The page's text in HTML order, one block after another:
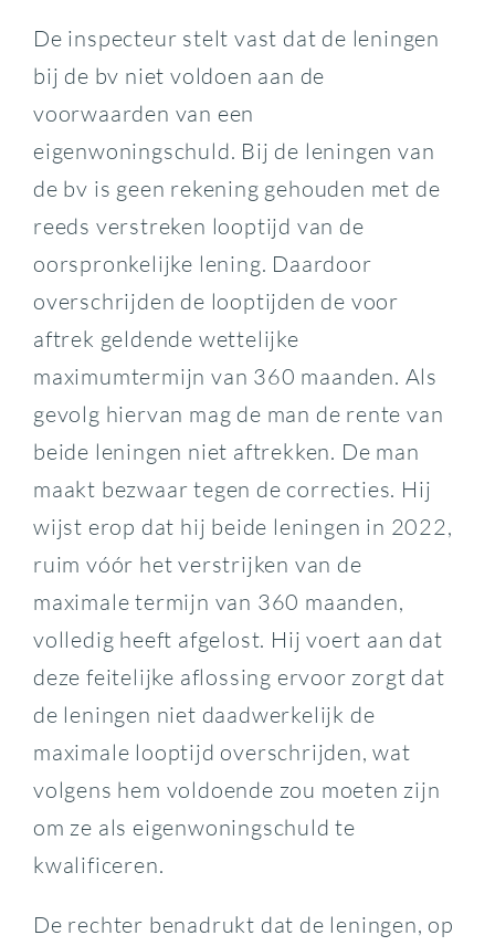
De inspecteur stelt vast dat de leningen
bij de bv niet voldoen aan de
voorwaarden van een
eigenwoningschuld. Bij de leningen van
de bv is geen rekening gehouden met de
reeds verstreken looptijd van de
oorspronkelijke lening. Daardoor
overschrijden de looptijden de voor
aftrek geldende wettelijke
maximumtermijn van 360 maanden. Als
gevolg hiervan mag de man de rente van
beide leningen niet aftrekken. De man
maakt bezwaar tegen de correcties. Hij
wijst erop dat hij beide leningen in 2022,
ruim vóór het verstrijken van de
maximale termijn van 360 maanden,
volledig heeft afgelost. Hij voert aan dat
deze feitelijke aflossing ervoor zorgt dat
de leningen niet daadwerkelijk de
maximale looptijd overschrijden, wat
volgens hem voldoende zou moeten zijn
om ze als eigenwoningschuld te
kwalificeren.
De rechter benadrukt dat de leningen, op